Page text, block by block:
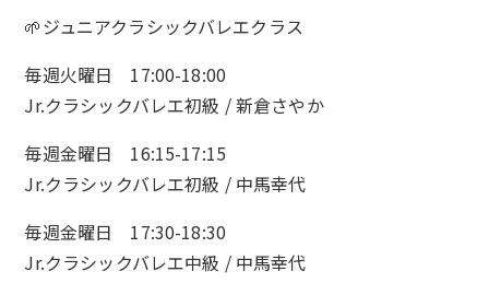
🌱ジュニアクラシックバレエクラス
毎週火曜日 17:00-18:00
Jr.クラシックバレエ初級 / 新倉さやか
毎週金曜日 16:15-17:15
Jr.クラシックバレエ初級 / 中馬幸代
毎週金曜日 17:30-18:30
Jr.クラシックバレエ中級 / 中馬幸代